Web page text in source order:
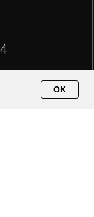
OK